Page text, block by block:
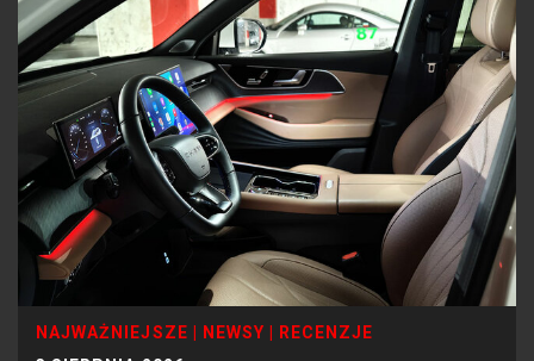
NAJWAŻNIEJSZE NEWSY
RECENZJE